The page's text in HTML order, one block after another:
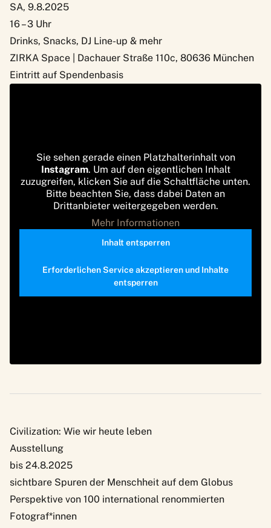
SA, 9.8.2025
16 – 3 Uhr
Drinks, Snacks, DJ Line-up & mehr
ZIRKA Space | Dachauer Straße 110c, 80636 München
Eintritt auf Spendenbasis
Sie sehen gerade einen Platzhalterinhalt von
Instagram. Um auf den eigentlichen Inhalt
zuzugreifen, klicken Sie auf die Schaltfläche unten.
Bitte beachten Sie, dass dabei Daten an
Drittanbieter weitergegeben werden.
Mehr Informationen
Inhalt entsperren
Erforderlichen Service akzeptieren und Inhalte
entsperren
Civilization: Wie wir heute leben
Ausstellung
bis 24.8.2025
sichtbare Spuren der Menschheit auf dem Globus
Perspektive von 100 international renommierten
Fotograf*innen